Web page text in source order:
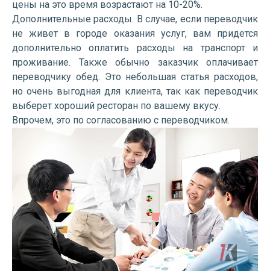
цены на это время возрастают на 10-20%.
Дополнительные расходы. В случае, если переводчик
не живет в городе оказания услуг, вам придется
дополнительно оплатить расходы на транспорт и
проживание. Также обычно заказчик оплачивает
переводчику обед. Это небольшая статья расходов,
но очень выгодная для клиента, так как переводчик
выберет хороший ресторан по вашему вкусу.
Впрочем, это по согласованию с переводчиком.